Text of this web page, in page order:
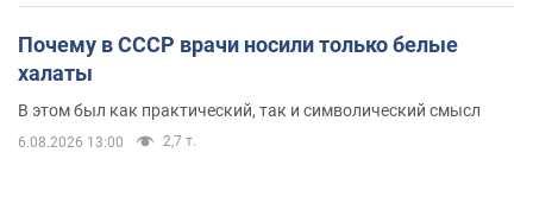
Почему в СССР врачи носили только белые
халаты
В этом был как практический, так и символический смысл
6.08.2026 13:00 2,7 т.